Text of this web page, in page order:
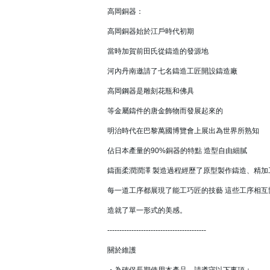
高岡銅器：
高岡銅器始於江戶時代初期
當時加賀前田氏從鑄造的發源地
河內丹南邀請了七名鑄造工匠開設鑄造廠
高岡鋼器是雕刻花瓶和佛具
等金屬鑄件的唐金飾物而發展起來的
明治時代在巴黎萬國博覽會上展出為世界所熟知
佔日本產量的90%銅器的特點 造型自由細膩
鑄面柔潤潤澤 製造過程經歷了原型製作鑄造、精
每一道工序都展現了能工巧匠的技藝 這些工序相互
造就了單一形式的美感。
-----------------------------------------
關於維護